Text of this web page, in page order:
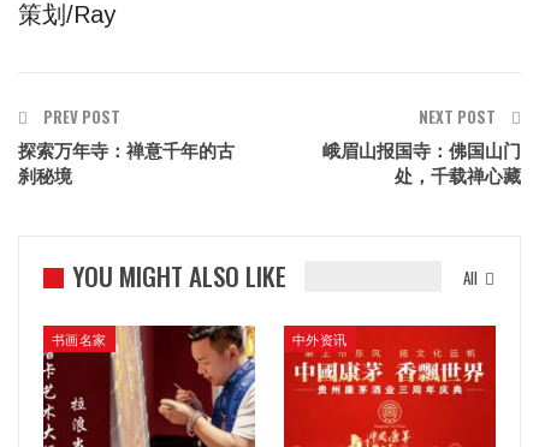
策划/Ray
PREV POST
探索万年寺：禅意千年的古
刹秘境
NEXT POST
峨眉山报国寺：佛国山门
处，千载禅心藏
All
YOU MIGHT ALSO LIKE
书画名家 中外资讯